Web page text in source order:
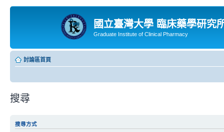
國立臺灣大學 臨床藥學研究
Graduate Institute of Clinical Pharmacy
討論區首頁
搜尋
搜尋方式